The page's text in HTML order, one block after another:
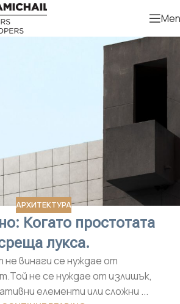
АРХИТЕКТУРА
Когато простотата
лукса.
не винаги се нуждае от
не се нуждае от излишък,
елементи или сложни ...